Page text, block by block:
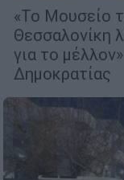
«Το Μουσείο
Θεσσαλονίκη
για το
Δημοκρατίας